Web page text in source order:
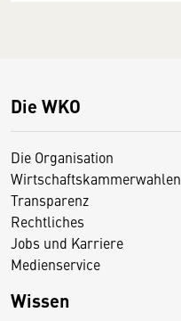
Die WKO
Die Organisation
Wirtschaftskammerwahlen
Transparenz
Rechtliches
Jobs und Karriere
Medienservice
Wissen